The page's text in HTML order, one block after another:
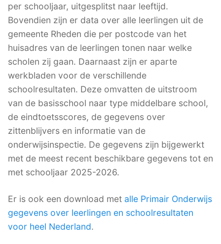
per schooljaar, uitgesplitst naar leeftijd.
Bovendien zijn er data over alle leerlingen uit de
gemeente Rheden die per postcode van het
huisadres van de leerlingen tonen naar welke
scholen zij gaan. Daarnaast zijn er aparte
werkbladen voor de verschillende
schoolresultaten. Deze omvatten de uitstroom
van de basisschool naar type middelbare school,
de eindtoetsscores, de gegevens over
zittenblijvers en informatie van de
onderwijsinspectie. De gegevens zijn bijgewerkt
met de meest recent beschikbare gegevens tot en
met schooljaar 2025-2026.
Er is ook een download met alle Primair Onderwijs
gegevens over leerlingen en schoolresultaten
voor heel Nederland.